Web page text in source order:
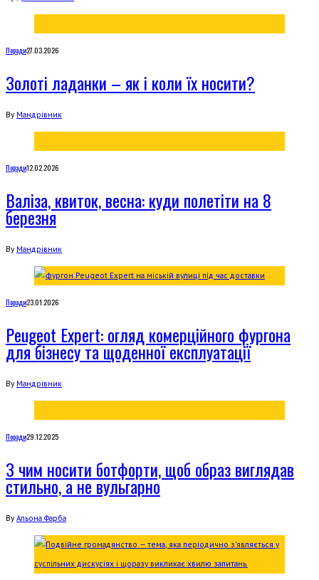
Поради27.03.2026
Золоті ладанки – як і коли їх носити?
By Мандрівник
Поради12.02.2026
Валіза, квиток, весна: куди полетіти на 8
березня
By Мандрівник
Поради23.01.2026
Peugeot Expert: огляд комерційного фургона
для бізнесу та щоденної експлуатації
By Мандрівник
Поради29.12.2025
З чим носити ботфорти, щоб образ виглядав
стильно, а не вульгарно
By Альона Фарба